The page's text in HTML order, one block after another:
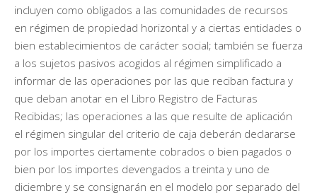
incluyen como obligados a las comunidades de recursos
en régimen de propiedad horizontal y a ciertas entidades o
bien establecimientos de carácter social; también se fuerza
a los sujetos pasivos acogidos al régimen simplificado a
informar de las operaciones por las que reciban factura y
que deban anotar en el Libro Registro de Facturas
Recibidas; las operaciones a las que resulte de aplicación
el régimen singular del criterio de caja deberán declararse
por los importes ciertamente cobrados o bien pagados o
bien por los importes devengados a treinta y uno de
diciembre y se consignarán en el modelo por separado del